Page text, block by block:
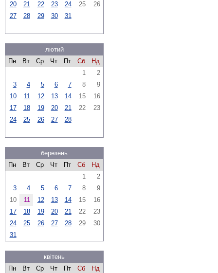
20
21 22 23 24 25
26
27
28 29 30 31
лютий
Пн
Вт Ср Чт Пт Сб
Нд
1
2
3
4 5 6 7 8
9
10
11 12 13 14 15
16
17
18 19 20 21 22
23
24
25 26 27 28
березень
Пн
Вт Ср Чт Пт Сб
Нд
1
2
3
4 5 6 7 8
9
10
11 12 13 14 15
16
17
18 19 20 21 22
23
24
25 26 27 28 29
30
31
квітень
Пн
Вт Ср Чт Пт Сб
Нд